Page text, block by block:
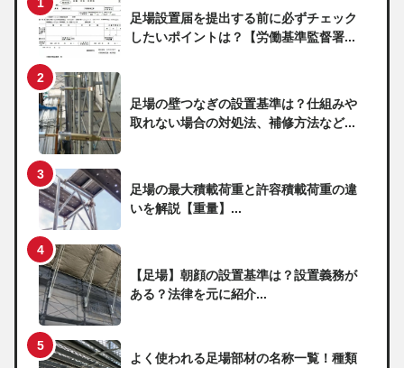
足場設置届を提出する前に必ずチェック
したいポイントは？【労働基準監督署...
足場の壁つなぎの設置基準は？仕組みや
取れない場合の対処法、補修方法など...
足場の最大積載荷重と許容積載荷重の違
いを解説【重量】...
【足場】朝顔の設置基準は？設置義務が
ある？法律を元に紹介...
よく使われる足場部材の名称一覧！種類